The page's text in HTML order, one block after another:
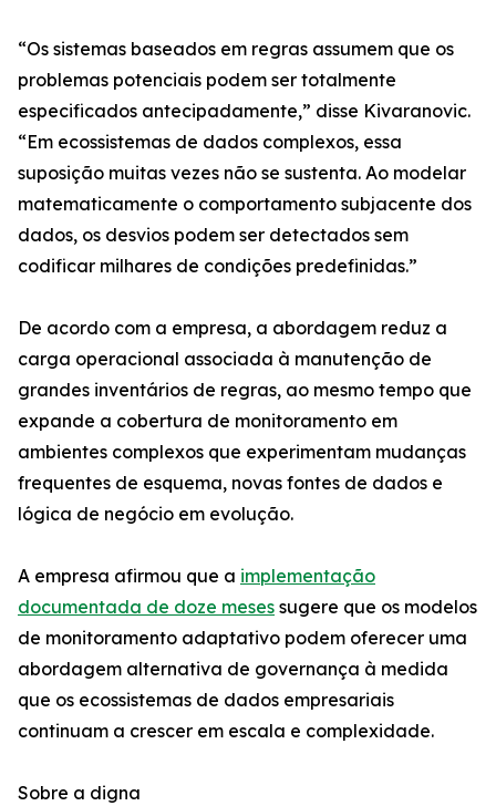
“Os sistemas baseados em regras assumem que os
problemas potenciais podem ser totalmente
especificados antecipadamente,” disse Kivaranovic.
“Em ecossistemas de dados complexos, essa
suposição muitas vezes não se sustenta. Ao modelar
matematicamente o comportamento subjacente dos
dados, os desvios podem ser detectados sem
codificar milhares de condições predefinidas.”
De acordo com a empresa, a abordagem reduz a
carga operacional associada à manutenção de
grandes inventários de regras, ao mesmo tempo que
expande a cobertura de monitoramento em
ambientes complexos que experimentam mudanças
frequentes de esquema, novas fontes de dados e
lógica de negócio em evolução.
A empresa afirmou que a implementação
documentada de doze meses sugere que os modelos
de monitoramento adaptativo podem oferecer uma
abordagem alternativa de governança à medida
que os ecossistemas de dados empresariais
continuam a crescer em escala e complexidade.
Sobre a digna